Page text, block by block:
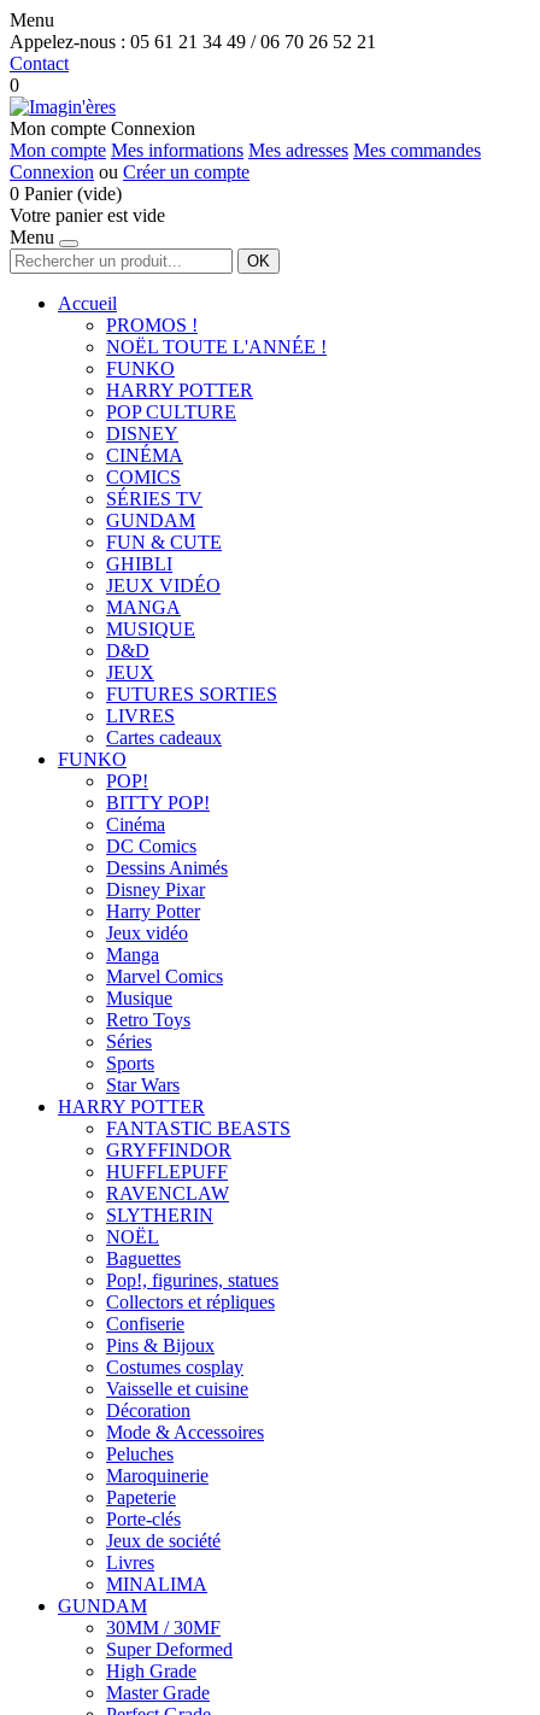
Menu
Appelez-nous : 05 61 21 34 49 / 06 70 26 52 21
Contact
0
Mon compte Connexion
Mon compte Mes informations Mes adresses Mes commandes
Connexion ou Créer un compte
0 Panier (vide)
Votre panier est vide
Menu
OK
Accueil
PROMOS !
NOËL TOUTE L'ANNÉE !
FUNKO
HARRY POTTER
POP CULTURE
DISNEY
CINÉMA
COMICS
SÉRIES TV
GUNDAM
FUN & CUTE
GHIBLI
JEUX VIDÉO
MANGA
MUSIQUE
D&D
JEUX
FUTURES SORTIES
LIVRES
Cartes cadeaux
FUNKO
POP!
BITTY POP!
Cinéma
DC Comics
Dessins Animés
Disney Pixar
Harry Potter
Jeux vidéo
Manga
Marvel Comics
Musique
Retro Toys
Séries
Sports
Star Wars
HARRY POTTER
FANTASTIC BEASTS
GRYFFINDOR
HUFFLEPUFF
RAVENCLAW
SLYTHERIN
NOËL
Baguettes
Pop!, figurines, statues
Collectors et répliques
Confiserie
Pins & Bijoux
Costumes cosplay
Vaisselle et cuisine
Décoration
Mode & Accessoires
Peluches
Maroquinerie
Papeterie
Porte-clés
Jeux de société
Livres
MINALIMA
GUNDAM
30MM / 30MF
Super Deformed
High Grade
Master Grade